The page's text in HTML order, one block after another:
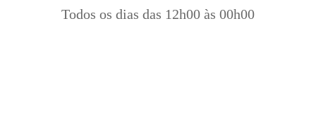
Todos os dias das 12h00 às 00h00